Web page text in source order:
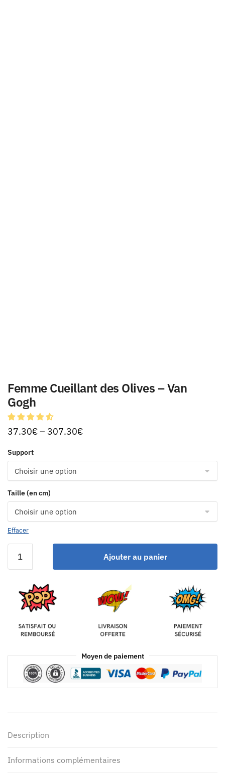
Femme Cueillant des Olives – Van
Gogh
37.30€– 307.30€
Support
Taille (en cm)
Effacer
Ajouter au panier
Moyen de paiement
Description
Informations complémentaires